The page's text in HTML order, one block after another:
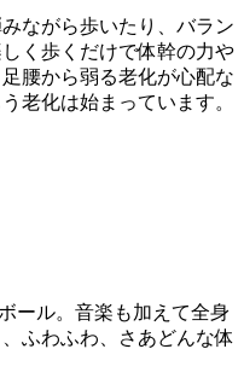
ながら歩いたり、バラン
く歩くだけで体幹の力や
腰から弱る老化が心配な
老化は始まっています。
ール。音楽も加えて全身
ふわふわ、さあどんな体